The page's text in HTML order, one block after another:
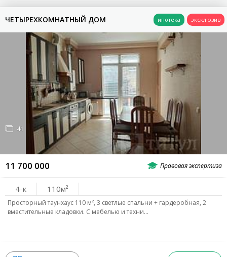
ЧЕТЫРЕХКОМНАТНЫЙ ДОМ
11 700 000
41
4-к 110
Просторный таунхаус 110 м², 3 светлые спальни + гардеробная, 2
вместительные кладовки. С мебелью и техни…